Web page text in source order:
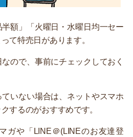
半額」「火曜日・水曜日均一セー
て特売日があります。
ので、事前にチェックしておく
いない場合は、ネットやスマホ
するのがおすすめです。
ガや「LINE＠(LINEのお友達登